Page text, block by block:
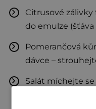
Citrusové
do emulze (šťáva
Pomerančová
dávce –
Salát míchejte